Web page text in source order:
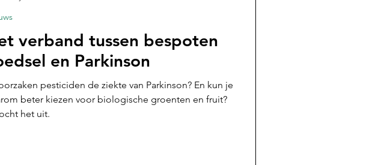
verband tussen bespoten
en Parkinson
pesticiden de ziekte van Parkinson? En kun je
beter kiezen voor biologische groenten en fruit?
het uit.